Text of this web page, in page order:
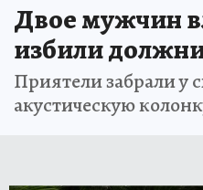
Двое мужчин
избили
Приятели забрали у
акустическую